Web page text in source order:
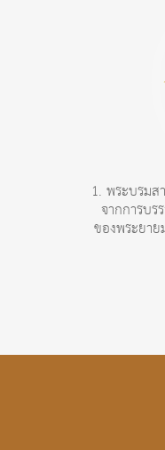
1. พระบรม
จากการบ
ของพระยา